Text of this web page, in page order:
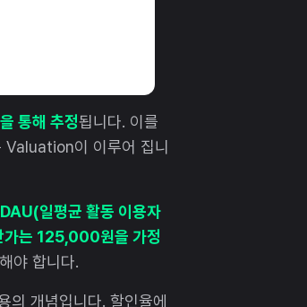
통해 추정됩니다. 이를
Valuation이 이루어 집니
일평균 활동 이용자
가는 125,000원을 가정
야 합니다.
의 개념입니다. 할인율에